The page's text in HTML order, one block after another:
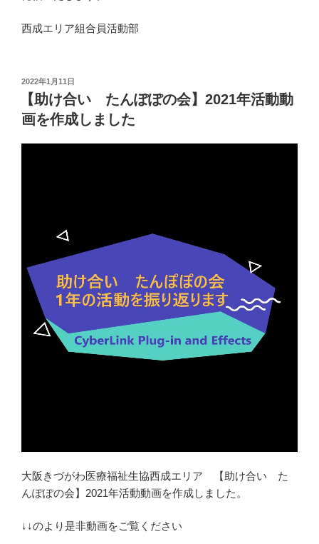
西成エリア組合員活動部
投
日:
2022年1月11日
【助け合い たんぽぽの会】2021年活動動
画を作成しました
大阪きづがわ医療福祉生協西成エリア 【助け合い た
んぽぽの会】2021年活動動画を作成しました。
↓↓のより是非動画をご覧ください